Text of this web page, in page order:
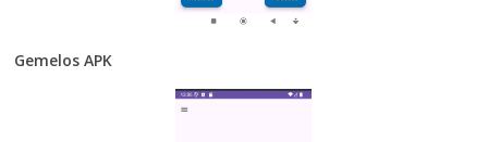
Gemelos APK